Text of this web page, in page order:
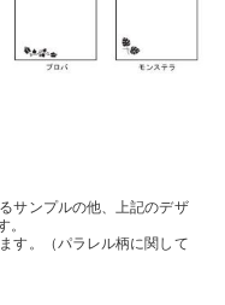
サンプルの他、上記のデザ
。
す。（パラレル柄に関して